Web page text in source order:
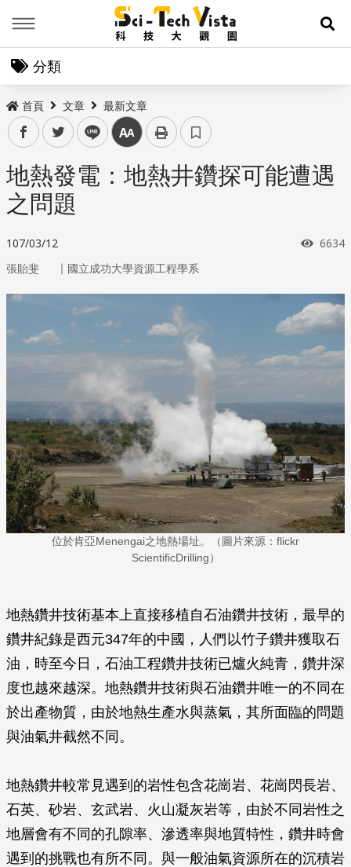
展
分類
首頁 文章 最新文章
facebooktwitter line 中
地熱發電：地熱井鑽探可能遭遇
之問題
107/03/12 瀏覽
6634
張貽斐 ｜ 國立成功大學資源工程學系
位於肯亞Menengai之地熱場址。（圖片來源：flickr
ScientificDrilling）
地熱鑽井技術基本上直接移植自石油鑽井技術，最早的
鑽井紀錄是西元347年的中國，人們以竹子鑽井獲取石
油，時至今日，石油工程鑽井技術已爐火純青，鑽井深
度也越來越深。地熱鑽井技術與石油鑽井唯一的不同在
於出產物質，由於地熱生產水與蒸氣，其所面臨的問題
與油氣井截然不同。
地熱鑽井較常見遇到的岩性包含花崗岩、花崗閃長岩、
石英、砂岩、玄武岩、火山凝灰岩等，由於不同岩性之
地層會有不同的孔隙率、滲透率與地質特性，鑽井時會
遇到的挑戰也有所不同。與一般油氣資源所在的沉積岩